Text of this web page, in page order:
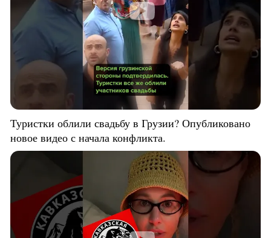
Туристки облили свадьбу в Грузии? Опубликовано
новое видео с начала конфликта.